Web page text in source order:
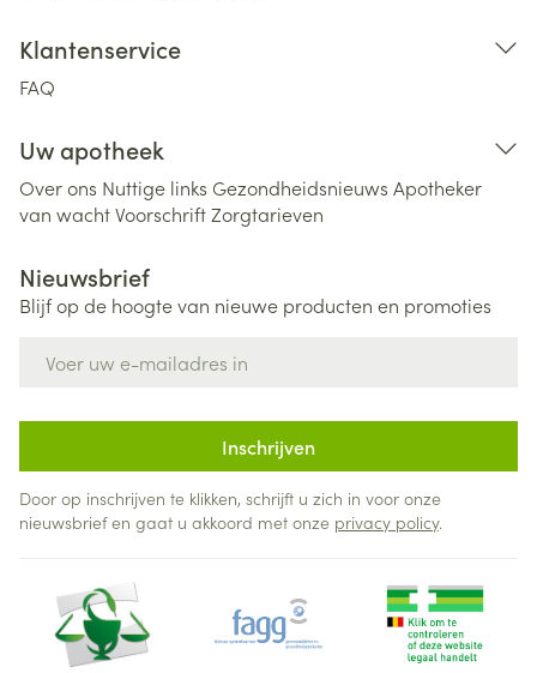
Klantenservice
FAQ
Uw apotheek
Over ons Nuttige links Gezondheidsnieuws Apotheker
van wachtVoorschriftZorgtarieven
Nieuwsbrief
Blijf op de hoogte van nieuwe producten en promoties
Inschrijven
Door op inschrijven te klikken, schrijft u zich in voor onze
nieuwsbrief en gaat u akkoord met onze privacy policy.